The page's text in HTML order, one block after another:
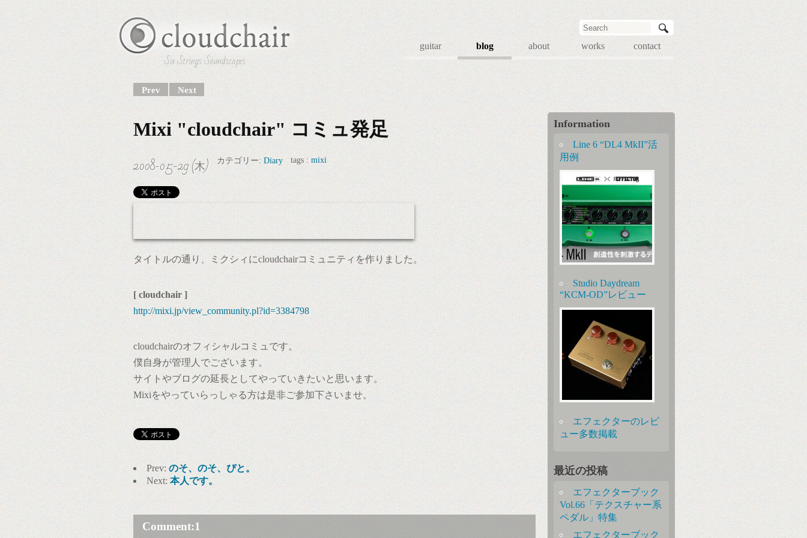
Six Strings Soundscapes
guitar blog about works contact
Prev Next
Mixi "cloudchair" コミュ発足
2008-05-29 (木)
カテゴリー: Diary tags :mixi
タイトルの通り、ミクシィにcloudchairコミュニティを作りました。
[ cloudchair ]
http://mixi.jp/view_community.pl?id=3384798
cloudchairのオフィシャルコミュです。
僕自身が管理人でございます。
サイトやブログの延長としてやっていきたいと思います。
Mixiをやっていらっしゃる方は是非ご参加下さいませ。
Prev: のそ、のそ、ぴと。
Next: 本人です。
Comment:1
Information
Line 6 “DL4 MkII”活
用例
Studio Daydream
“KCM-OD”レビュー
エフェクターのレビ
ュー多数掲載
最近の投稿
エフェクターブック
Vol.66「テクスチャー系
ペダル」特集
エフェクターブック